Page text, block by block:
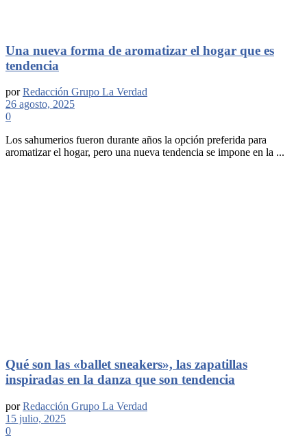
Una nueva forma de aromatizar el hogar que es
tendencia
por Redacción Grupo La Verdad
26 agosto, 2025
0
Los sahumerios fueron durante años la opción preferida para
aromatizar el hogar, pero una nueva tendencia se impone en la ...
Qué son las «ballet sneakers», las zapatillas
inspiradas en la danza que son tendencia
por Redacción Grupo La Verdad
15 julio, 2025
0